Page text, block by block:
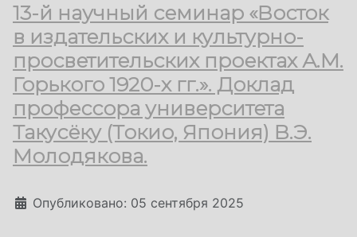
13-й научный семинар «Восток
в издательских и культурно-
просветительских проектах А.М.
Горького 1920-х гг.». Доклад
профессора университета
Такусёку (Токио, Япония) В.Э.
Молодякова.
Информация о материале
Опубликовано: 05 сентября 2025